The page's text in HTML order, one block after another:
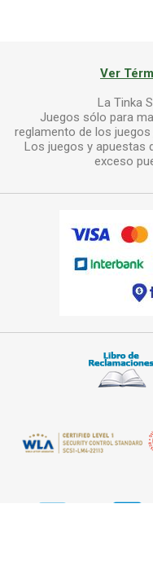
Ver
La Tinka
Juegos sólo para
reglamento de los juegos
Los juegos y apuestas
exceso